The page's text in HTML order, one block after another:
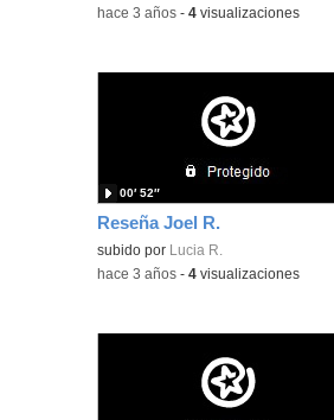
-hace 3 años -4 visualizaciones
Reseña Joel R.
subido por Lucia R.
00′ 52″
-hace 3 años -4 visualizaciones